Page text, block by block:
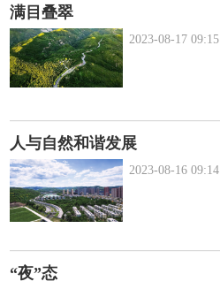
满目叠翠
2023-08-17 09:15
人与自然和谐发展
2023-08-16 09:14
“夜”态